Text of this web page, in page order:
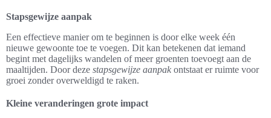
Stapsgewijze aanpak
Een effectieve manier om te beginnen is door elke week één
nieuwe gewoonte toe te voegen. Dit kan betekenen dat iemand
begint met dagelijks wandelen of meer groenten toevoegt aan de
maaltijden. Door deze stapsgewijze aanpak ontstaat er ruimte voor
groei zonder overweldigd te raken.
Kleine veranderingen grote impact